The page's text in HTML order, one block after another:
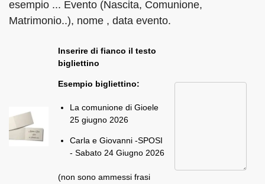
esempio ... Evento (Nascita, Comunione,
Matrimonio..), nome , data evento.
Inserire di fianco il testo
bigliettino
Esempio bigliettino:
La comunione di Gioele
25 giugno 2026
Carla e Giovanni -SPOSI
- Sabato 24 Giugno 2026
(non sono ammessi frasi